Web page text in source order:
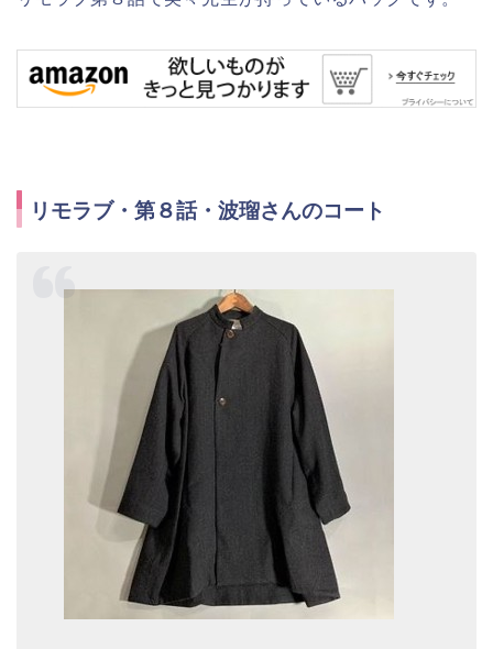
リモラブ・第８話・波瑠さんのコート